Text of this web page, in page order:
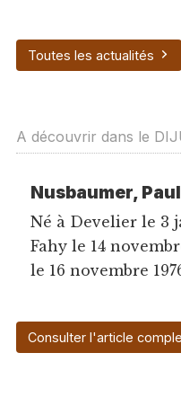
Toutes les actualités
A découvrir dans le
Nusbaumer,
Né à Develier le 3
Fahy le 14
le 16 novembre
Consulter l'article